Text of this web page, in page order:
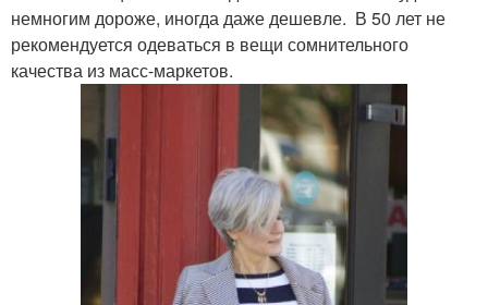
немногим дороже, иногда даже дешевле. В 50 лет не
рекомендуется одеваться в вещи сомнительного
качества из масс-маркетов.